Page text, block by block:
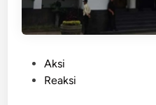
Aksi
Reaksi